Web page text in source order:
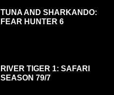
TUNA AND SHARKANDO:
FEAR HUNTER 6
RIVER TIGER 1: SAFARI
SEASON 79/7